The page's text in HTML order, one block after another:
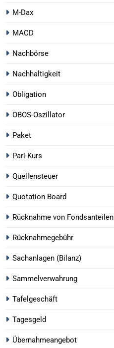
M-Dax
MACD
Nachbörse
Nachhaltigkeit
Obligation
OBOS-Oszillator
Paket
Pari-Kurs
Quellensteuer
Quotation Board
Rücknahme von Fondsanteilen
Rücknahmegebühr
Sachanlagen (Bilanz)
Sammelverwahrung
Tafelgeschäft
Tagesgeld
Übernahmeangebot